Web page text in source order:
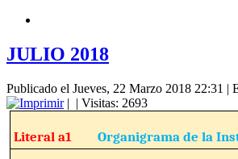
JULIO 2018
Publicado el Jueves, 22 Marzo 2018 22:31 |
| | Visitas: 2693
Literal a1Organigrama de la